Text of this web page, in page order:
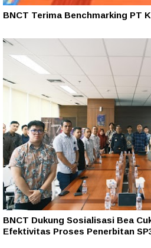
BNCT Terima Benchmarking PT
BNCT Dukung Sosialisasi Bea
Efektivitas Proses Penerbitan